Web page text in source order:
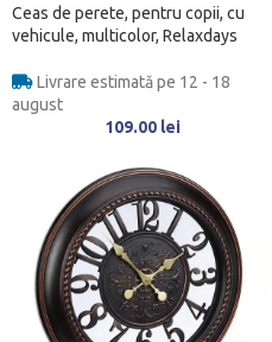
Ceas de perete, pentru copii, cu
vehicule, multicolor, Relaxdays
Livrare estimată pe 12 - 18
august
109.00 lei